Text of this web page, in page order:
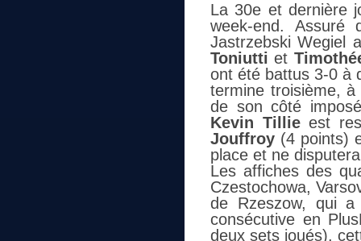
La 30e et dernière
week-end. Assuré
Jastrzebski Wegiel
Toniutti et
ont été battus 3-0 à
termine troisième, à
de son côté
Kevin Tillieest
Jouffroy (4 points)
place et ne
Les affiches des
Czestochowa,
de Rzeszow, qui
consécutive en
deux sets joués),